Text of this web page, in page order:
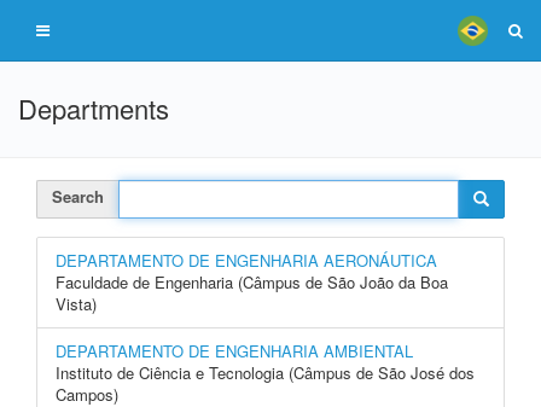
Departments
Search
DEPARTAMENTO DE ENGENHARIA AERONÁUTICA
Faculdade de Engenharia (Câmpus de São João da Boa
Vista)
DEPARTAMENTO DE ENGENHARIA AMBIENTAL
Instituto de Ciência e Tecnologia (Câmpus de São José dos
Campos)